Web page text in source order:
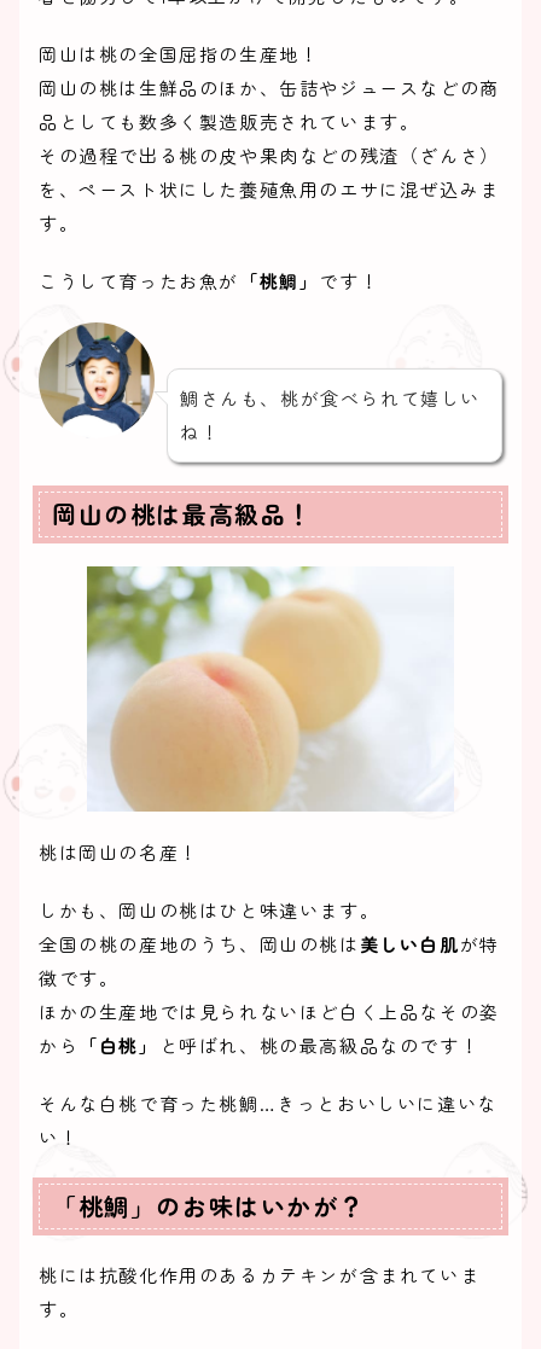
岡山は桃の全国屈指の生産地！
岡山の桃は生鮮品のほか、缶詰やジュースなどの商
品としても数多く製造販売されています。
その過程で出る桃の皮や果肉などの残渣（ざんさ）
を、ペースト状にした養殖魚用のエサに混ぜ込みま
す。
こうして育ったお魚が 「桃鯛」 です！
鯛さんも、桃が食べられて嬉しい
ね！
岡山の桃は最高級品！
桃は岡山の名産！
しかも、岡山の桃はひと味違います。
全国の桃の産地のうち、岡山の桃は美しい白肌が特
徴です。
ほかの生産地では見られないほど白く上品なその姿
から
「白桃」 と呼ばれ、桃の最高級品なのです！
そんな白桃で育った桃鯛…きっとおいしいに違いな
い！
「桃鯛」のお味はいかが？
桃には抗酸化作用のあるカテキンが含まれていま
す。